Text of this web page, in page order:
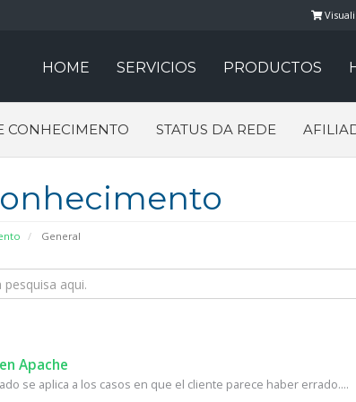
HOME SERVICIOS PRODUCTOS
CONHECIMENTO STATUS DA REDE
General
Apache
se aplica a los casos en que el cliente parece haber errado....